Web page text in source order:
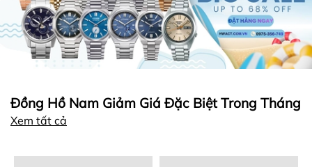
Đồng Hồ Nam Giảm Giá Đặc Biệt Trong Tháng
Xem tất cả